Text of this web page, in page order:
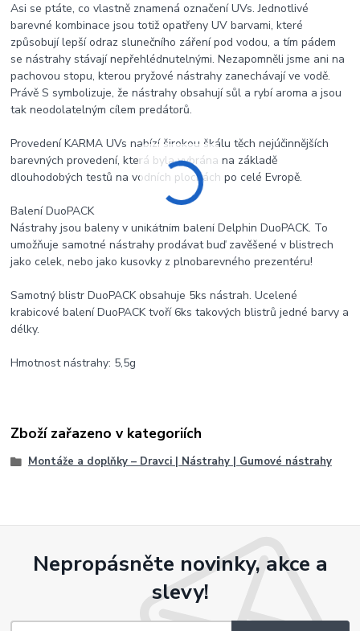
Asi se ptáte, co vlastně znamená označení UVs. Jednotlivé
barevné kombinace jsou totiž opatřeny UV barvami, které
způsobují lepší odraz slunečního záření pod vodou, a tím pádem
se nástrahy stávají nepřehlédnutelnými. Nezapomněli jsme ani na
pachovou stopu, kterou pryžové nástrahy zanechávají ve vodě.
Právě S symbolizuje, že nástrahy obsahují sůl a rybí aroma a jsou
tak neodolatelným cílem predátorů.
Provedení KARMA UVs nabízí širokou škálu těch nejúčinnějších
barevných provedení, která byla vybrána na základě
dlouhodobých testů na vodních plochách po celé Evropě.
Balení DuoPACK
Nástrahy jsou baleny v unikátním balení Delphin DuoPACK. To
umožňuje samotné nástrahy prodávat buď zavěšené v blistrech
jako celek, nebo jako kusovky z plnobarevného prezentéru!
Samotný blistr DuoPACK obsahuje 5ks nástrah. Ucelené
krabicové balení DuoPACK tvoří 6ks takových blistrů jedné barvy a
délky.
Hmotnost nástrahy: 5,5g
Zboží zařazeno v kategoriích
Montáže a doplňky – Dravci | Nástrahy | Gumové nástrahy
Nepropásněte novinky, akce a
slevy!